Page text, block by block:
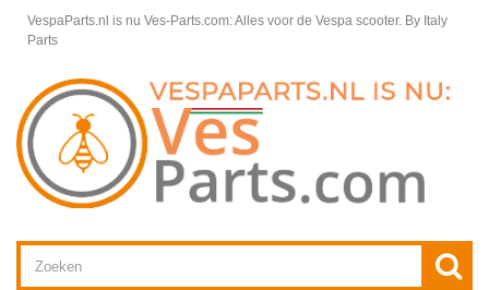
VespaParts.nl is nu Ves-Parts.com: Alles voor de Vespa scooter. By Italy
Parts